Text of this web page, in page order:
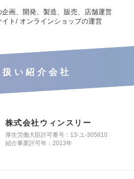
企画、開発、製造、販売、店舗運営
イト/ オンラインショップの運営
扱い紹介会社
株式会社ウィンスリー
厚生労働大臣許可番号：13-ユ-305810
紹介事業許可年：2013年